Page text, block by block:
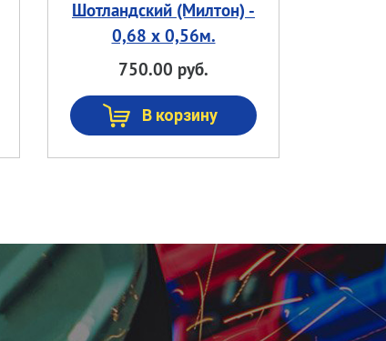
Шотландский (Милтон) -
0,68 х 0,56м.
750.00 руб.